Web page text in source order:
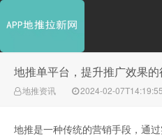
地推单平台，提升推广效果
地推资讯 2024-02-07T14:19:55
地推是一种传统的营销手段，通